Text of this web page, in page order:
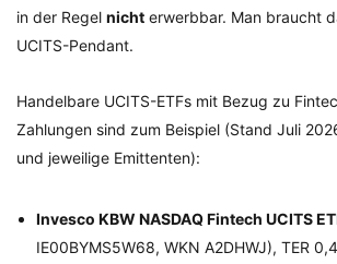
in der Regel nicht erwerbbar. Man braucht
UCITS-Pendant.
Handelbare UCITS-ETFs mit Bezug zu
Zahlungen sind zum Beispiel (Stand Juli
und jeweilige Emittenten):
Invesco KBW NASDAQ Fintech UCITS
IE00BYMS5W68, WKN A2DHWJ), TER